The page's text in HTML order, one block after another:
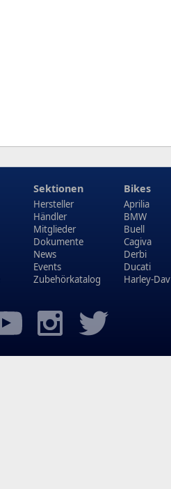
Sektionen
Hersteller
Händler
Mitglieder
Dokumente
News
Events
Zubehörkatalog
Bikes
Aprilia
BMW
Buell
Cagiva
Derbi
Ducati
Harley-